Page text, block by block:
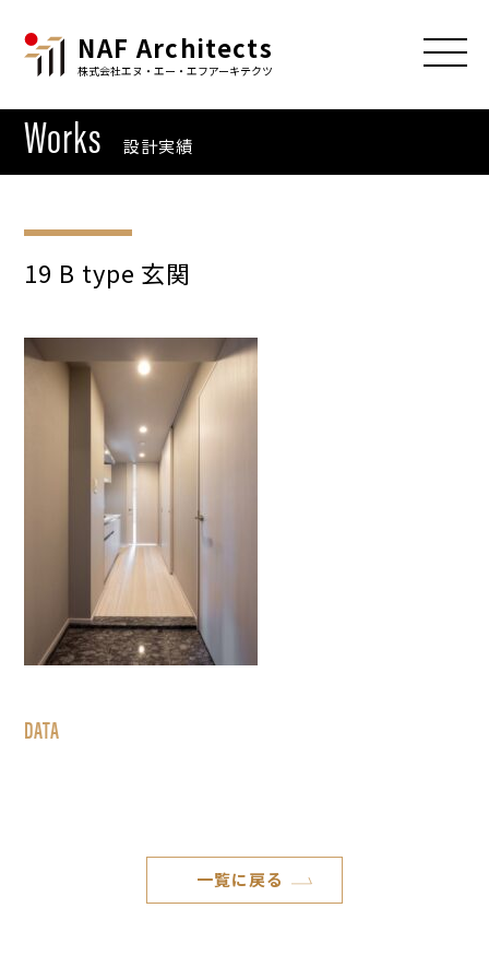
NAF Architects
株式会社エヌ・エー・エフアーキテクツ
Works 設計実績
19 B type 玄関
DATA
一覧に戻る